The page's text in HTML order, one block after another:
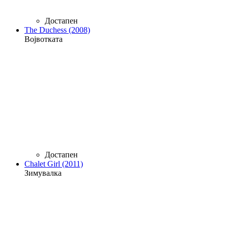
Достапен
The Duchess (2008)
Војвотката
Достапен
Chalet Girl (2011)
Зимувалка